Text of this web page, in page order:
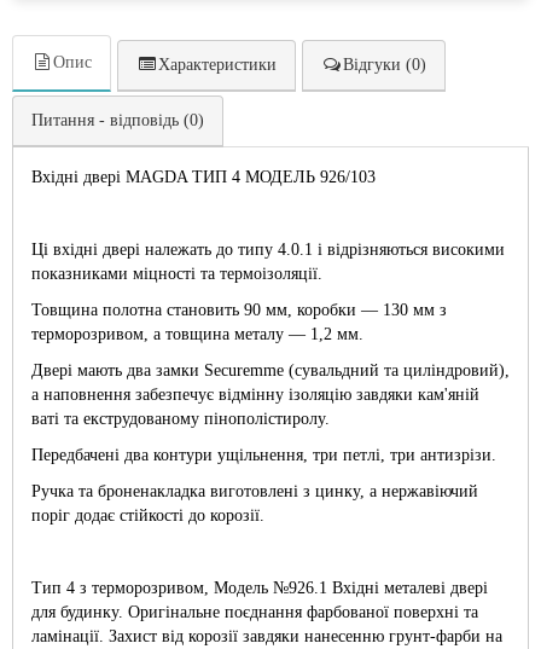
Опис Характеристики Відгуки (0)
Питання - відповідь (0)
Вхідні двері MAGDA ТИП 4 МОДЕЛЬ 926/103
Ці вхідні двері належать до типу 4.0.1 і відрізняються високими
показниками міцності та термоізоляції.
Товщина полотна становить 90 мм, коробки — 130 мм з
терморозривом, а товщина металу — 1,2 мм.
Двері мають два замки Securemme (сувальдний та циліндровий),
а наповнення забезпечує відмінну ізоляцію завдяки кам'яній
ваті та екструдованому пінополістиролу.
Передбачені два контури ущільнення, три петлі, три антизрізи.
Ручка та броненакладка виготовлені з цинку, а нержавіючий
поріг додає стійкості до корозії.
Тип 4 з терморозривом, Модель №926.1 Вхідні металеві двері
для будинку. Оригінальне поєднання фарбованої поверхні та
ламінації. Захист від корозії завдяки нанесенню грунт-фарби на